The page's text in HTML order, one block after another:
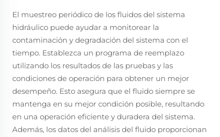
El muestreo periódico de los fluidos del sistema
hidráulico puede ayudar a monitorear la
contaminación y degradación del sistema con el
tiempo. Establezca un programa de reemplazo
utilizando los resultados de las pruebas y las
condiciones de operación para obtener un mejor
desempeño. Esto asegura que el fluido siempre se
mantenga en su mejor condición posible, resultando
en una operación eficiente y duradera del sistema.
Además, los datos del análisis del fluido proporcionan